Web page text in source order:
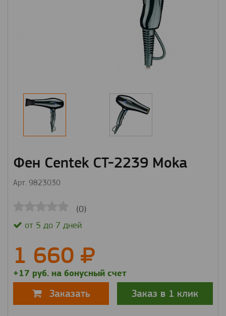
Фен Centek CT-2239 Moka
Арт. 9823030
(0)
от 5 до 7 дней
1 660
+17 руб. на бонусный счет
Заказать Заказ в 1 клик